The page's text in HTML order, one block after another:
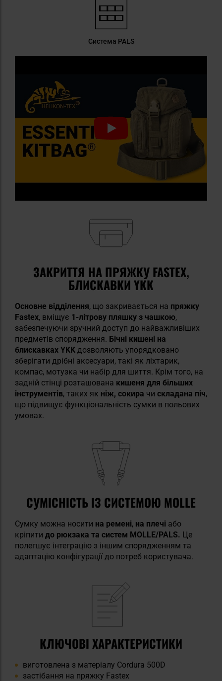
Система PALS
ЗАКРИТТЯ НА ПРЯЖКУ FASTEX,
БЛИСКАВКИ YKK
Основне відділення, що закривається на пряжку
Fastex, вміщує 1-літрову пляшку з чашкою,
забезпечуючи зручний доступ до найважливіших
предметів спорядження. Бічні кишені на
блискавках YKK дозволяють упорядковано
зберігати дрібні аксесуари, такі як ліхтарик,
компас, мотузка чи набір для шиття. Крім того, на
задній стінці розташована кишеня для більших
інструментів, таких як ніж, сокира чи складана піч,
що підвищує функціональність сумки в польових
умовах.
СУМІСНІСТЬ ІЗ СИСТЕМОЮ MOLLE
Сумку можна носити на ремені, на плечі або
кріпити до рюкзака та систем MOLLE/PALS. Це
полегшує інтеграцію з іншим спорядженням та
адаптацію конфігурації до потреб користувача.
КЛЮЧОВІ ХАРАКТЕРИСТИКИ
виготовлена з матеріалу Cordura 500D
застібання на пряжку Fastex